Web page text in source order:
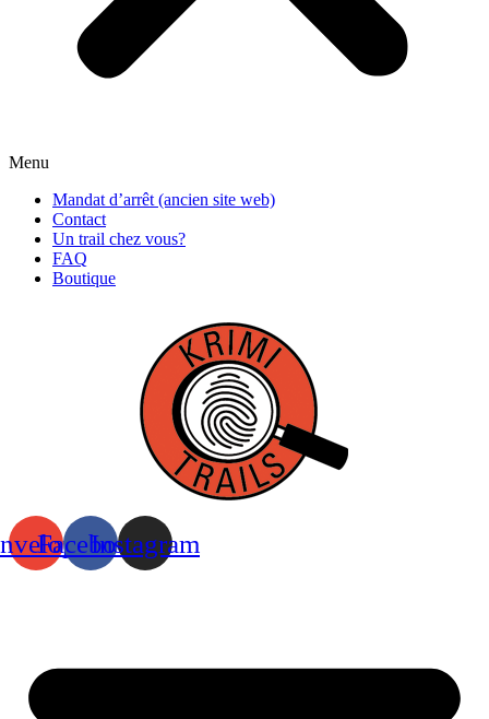
Menu
Mandat d’arrêt (ancien site web)
Contact
Un trail chez vous?
FAQ
Boutique
FacebookInstagram